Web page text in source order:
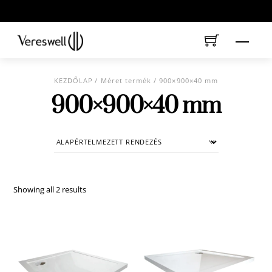
to
content
Menu
KEZDŐLAP / Méret termék / 900×900×40 mm
900×900×40 mm
Showing all 2 results